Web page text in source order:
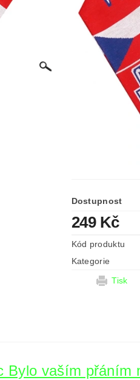
Dostupnost
249 Kč
Kód produktu
Kategorie
Tisk
Bylo vaším přáním